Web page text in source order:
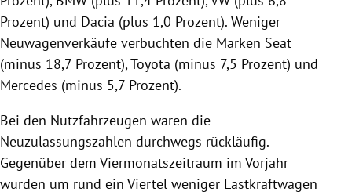
Prozent) und Dacia (plus 1,0 Prozent). Weniger
Neuwagenverkäufe verbuchten die Marken Seat
(minus 18,7 Prozent), Toyota (minus 7,5 Prozent) und
Mercedes (minus 5,7 Prozent).
Bei den Nutzfahrzeugen waren die
Neuzulassungszahlen durchwegs rückläufig.
Gegenüber dem Viermonatszeitraum im Vorjahr
wurden um rund ein Viertel weniger Lastkraftwagen